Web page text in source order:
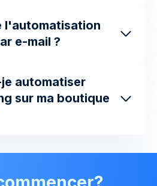
l'automatisation
e-mail ?
automatiser
sur ma boutique